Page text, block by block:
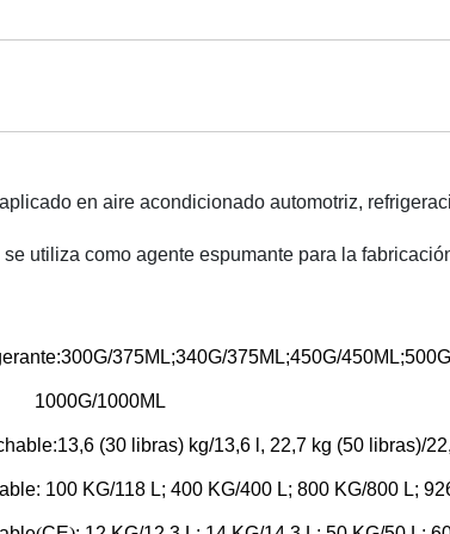
en aire acondicionado automotriz,
se utiliza como agente espumante para la
300G/375ML;340G/375ML;450G/
1000G/1000ML
:13,6 (30 libras) kg/13,6 l, 22,7 kg (50 libras)/
100 KG/118 L; 400 KG/400 L; 800 KG/800 L;